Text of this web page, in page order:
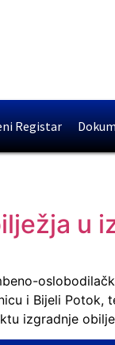
Registar
u
i Bijeli
izgradnje